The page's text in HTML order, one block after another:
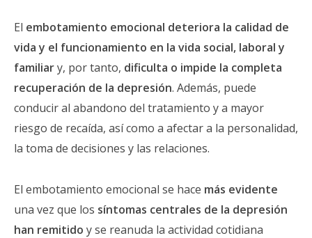
El embotamiento emocional deteriora la calidad de
vida y el funcionamiento en la vida social, laboral y
familiary, por tanto, dificulta o impide la completa
recuperación de la depresión. Además, puede
conducir al abandono del tratamiento y a mayor
riesgo de recaída, así como a afectar a la personalidad,
la toma de decisiones y las relaciones.
El embotamiento emocional se hace más evidente
una vez que los síntomas centrales de la depresión
han remitido y se reanuda la actividad cotidiana